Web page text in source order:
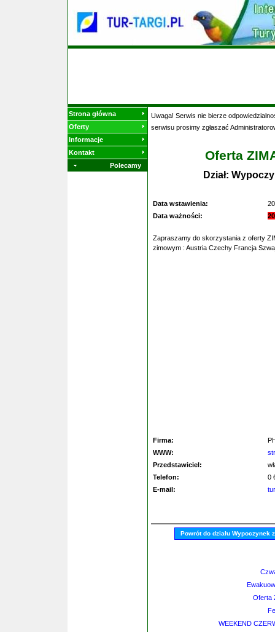
Strona główna
Oferty
Informacje
Kontakt
Polecamy
Uwaga! Serwis nie bierze
serwisu prosimy zgłaszać
Oferta
Dział:
Data wstawienia:
Data ważności:
Zapraszamy do skorzystania z oferty
zimowym : Austria Czechy Francja
Firma:
WWW:
Przedstawiciel:
Telefon:
0
E-mail:
Powrót do działu Wypoczynek
Oferta
WEEKEND